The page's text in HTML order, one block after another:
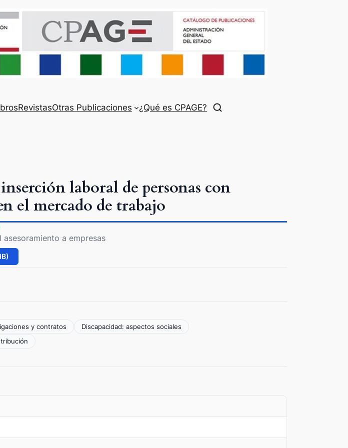
RevistasOtras Publicaciones ¿Qué es CPAGE?
laboral de personas con
el mercado de trabajo
a empresas
y contratos
Discapacidad: aspectos sociales